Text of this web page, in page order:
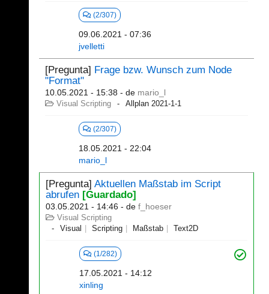
(2/307)
09.06.2021 - 07:36
jvelletti
[Pregunta] Frage bzw. Wunsch zum Node
"Format"
10.05.2021 - 15:38 - de mario_l
Visual Scripting Allplan 2021-1-1
(2/307)
18.05.2021 - 22:04
mario_l
[Pregunta] Aktuellen Maßstab im Script
abrufen [Guardado]
03.05.2021 - 14:46 - de f_hoeser
Visual Scripting
Visual
Scripting Maßstab Text2D
(1/282)
17.05.2021 - 14:12
xinling